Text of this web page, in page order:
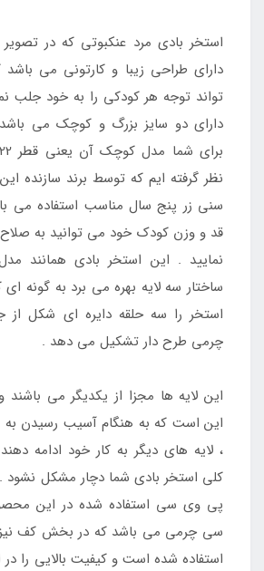
استخر بادی مرد عنکبوتی که در
دارای طراحی زیبا و کارتونی می
تواند توجه هر کودکی را به خود جلب
دارای دو سایز بزرگ و کوچک می
نظر گرفته ایم که توسط برند سازنده
سنی زر پنج سال مناسب استفاده می
قد و وزن کودک خود می توانید به صلاح
نمایید . این استخر بادی همانند
ساختار سه لایه بهره می برد به گونه
استخر را سه حلقه دایره ای شکل
چرمی طرح دار تشکیل می دهد .
این لایه ها مجزا از یکدیگر می
این است که به هنگام آسیب رسیدن
، لایه های دیگر به کار خود ادامه
کلی استخر بادی شما دچار مشکل نشود .
پی وی سی استفاده شده در این
سی چرمی می باشد که در بخش کف نیز
استفاده شده است و کیفیت بالایی را در